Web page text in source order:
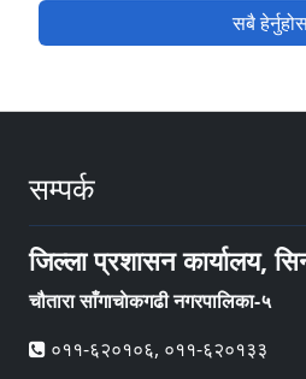
सबै
सम्पर्क
जिल्ला प्रशासन कार्यालय,
चौतारा साँगाचाेकगढी नगरपालिका-५
०११-६२०१०६, ०११-६२०१३३